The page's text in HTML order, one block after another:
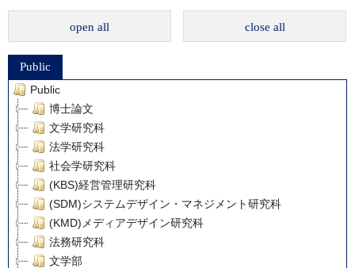
open all close all
Public
Public
博士論文
文学研究科
法学研究科
社会学研究科
(KBS)経営管理研究科
(SDM)システムデザイン・マネジメント研究科
(KMD)メディアデザイン研究科
法務研究科
文学部